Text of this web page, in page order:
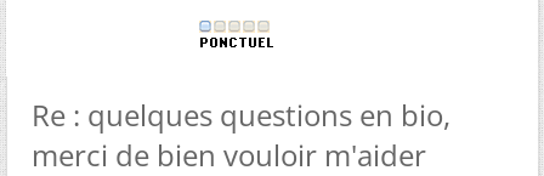
Re : quelques questions en bio,
merci de bien vouloir m'aider